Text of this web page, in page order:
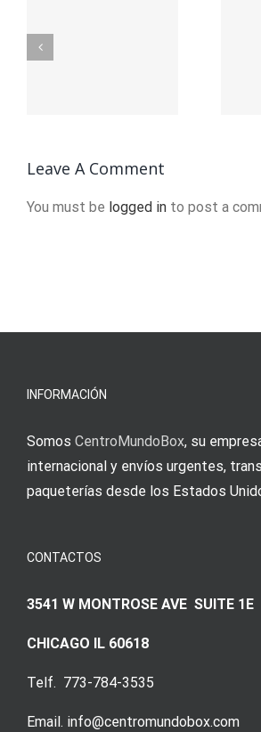
Leave A Comment
You must be logged in to post a
INFORMACIÓN
Somos CentroMundoBox, su
internacional y envíos urgentes,
paqueterías desde los Estados
CONTACTOS
3541 W MONTROSE AVE SUITE 1E
CHICAGO IL 60618
Telf. 773-784-3535
Email. info@centromundobox.com